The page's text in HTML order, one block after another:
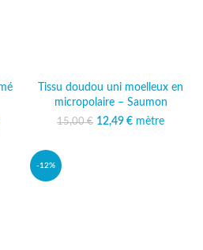
:
Tissu doudou uni moelleux en
micropolaire – Saumon
15,00€ Le prix initial était :
12,49 €
Le prix
mètre
-12%